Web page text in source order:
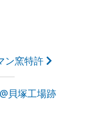
ン窯特許
貝塚工場跡